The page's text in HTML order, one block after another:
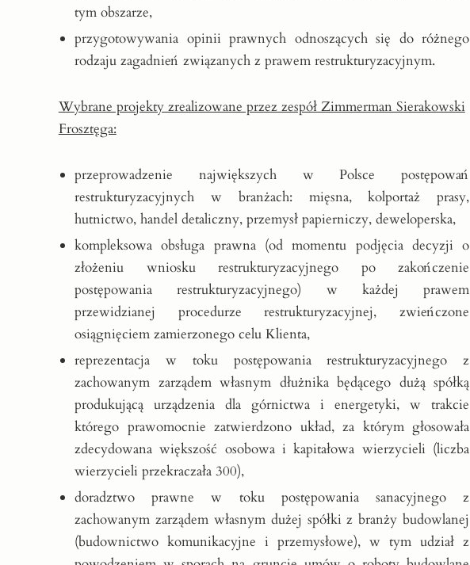
tym obszarze,
przygotowywania opinii prawnych odnoszących się do różnego
rodzaju zagadnień związanych z prawem restrukturyzacyjnym.
Wybrane projekty zrealizowane przez zespół Zimmerman Sierakowski
Frosztęga​:
przeprowadzenie największych w Polsce postępowań
restrukturyzacyjnych w branżach: mięsna, kolportaż prasy,
hutnictwo, handel detaliczny, przemysł papierniczy, deweloperska,
kompleksowa obsługa prawna (od momentu podjęcia decyzji o
złożeniu wniosku restrukturyzacyjnego po zakończenie
postępowania restrukturyzacyjnego) w każdej prawem
przewidzianej procedurze restrukturyzacyjnej, zwieńczone
osiągnięciem zamierzonego celu Klienta,
reprezentacja w toku postępowania restrukturyzacyjnego z
zachowanym zarządem własnym dłużnika będącego dużą spółką
produkującą urządzenia dla górnictwa i energetyki, w trakcie
którego prawomocnie zatwierdzono układ, za którym głosowała
zdecydowana większość osobowa i kapitałowa wierzycieli (liczba
wierzycieli przekraczała 300),
doradztwo prawne w toku postępowania sanacyjnego z
zachowanym zarządem własnym dużej spółki z branży budowlanej
(budownictwo komunikacyjne i przemysłowe), w tym udział z